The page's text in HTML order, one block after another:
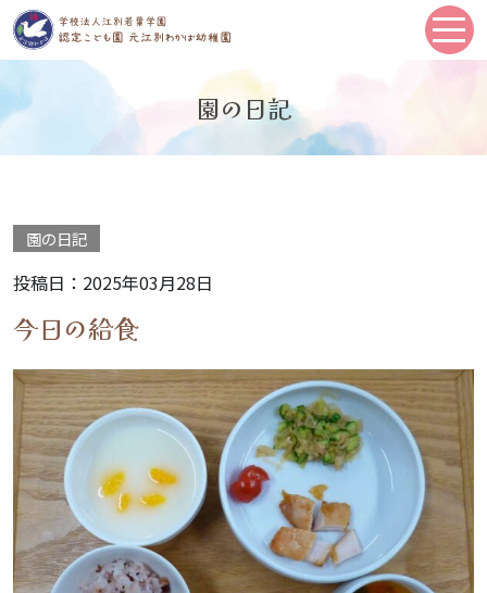
園の日記
園の日記
投稿日：2025年03月28日
今日の給食